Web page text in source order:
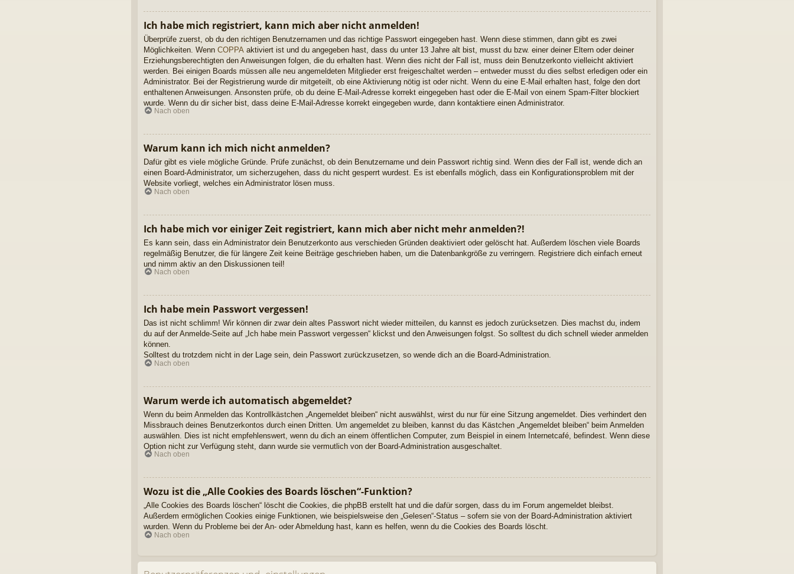
Ich habe mich registriert, kann mich aber nicht anmelden!
Überprüfe zuerst, ob du den richtigen Benutzernamen und das richtige Passwort eingegeben hast. Wenn diese stimmen, dann gibt es zwei
Möglichkeiten. Wenn COPPA aktiviert ist und du angegeben hast, dass du unter 13 Jahre alt bist, musst du bzw. einer deiner Eltern oder deiner
Erziehungsberechtigten den Anweisungen folgen, die du erhalten hast. Wenn dies nicht der Fall ist, muss dein Benutzerkonto vielleicht aktiviert
werden. Bei einigen Boards müssen alle neu angemeldeten Mitglieder erst freigeschaltet werden – entweder musst du dies selbst erledigen oder ein
Administrator. Bei der Registrierung wurde dir mitgeteilt, ob eine Aktivierung nötig ist oder nicht. Wenn du eine E-Mail erhalten hast, folge den dort
enthaltenen Anweisungen. Ansonsten prüfe, ob du deine E-Mail-Adresse korrekt eingegeben hast oder die E-Mail von einem Spam-Filter blockiert
wurde. Wenn du dir sicher bist, dass deine E-Mail-Adresse korrekt eingegeben wurde, dann kontaktiere einen Administrator.
Nach oben
Warum kann ich mich nicht anmelden?
Dafür gibt es viele mögliche Gründe. Prüfe zunächst, ob dein Benutzername und dein Passwort richtig sind. Wenn dies der Fall ist, wende dich an
einen Board-Administrator, um sicherzugehen, dass du nicht gesperrt wurdest. Es ist ebenfalls möglich, dass ein Konfigurationsproblem mit der
Website vorliegt, welches ein Administrator lösen muss.
Nach oben
Ich habe mich vor einiger Zeit registriert, kann mich aber nicht mehr anmelden?!
Es kann sein, dass ein Administrator dein Benutzerkonto aus verschieden Gründen deaktiviert oder gelöscht hat. Außerdem löschen viele Boards
regelmäßig Benutzer, die für längere Zeit keine Beiträge geschrieben haben, um die Datenbankgröße zu verringern. Registriere dich einfach erneut
und nimm aktiv an den Diskussionen teil!
Nach oben
Ich habe mein Passwort vergessen!
Das ist nicht schlimm! Wir können dir zwar dein altes Passwort nicht wieder mitteilen, du kannst es jedoch zurücksetzen. Dies machst du, indem
du auf der Anmelde-Seite auf „Ich habe mein Passwort vergessen“ klickst und den Anweisungen folgst. So solltest du dich schnell wieder anmelden
können.
Solltest du trotzdem nicht in der Lage sein, dein Passwort zurückzusetzen, so wende dich an die Board-Administration.
Nach oben
Warum werde ich automatisch abgemeldet?
Wenn du beim Anmelden das Kontrollkästchen „Angemeldet bleiben“ nicht auswählst, wirst du nur für eine Sitzung angemeldet. Dies verhindert den
Missbrauch deines Benutzerkontos durch einen Dritten. Um angemeldet zu bleiben, kannst du das Kästchen „Angemeldet bleiben“ beim Anmelden
auswählen. Dies ist nicht empfehlenswert, wenn du dich an einem öffentlichen Computer, zum Beispiel in einem Internetcafé, befindest. Wenn diese
Option nicht zur Verfügung steht, dann wurde sie vermutlich von der Board-Administration ausgeschaltet.
Nach oben
Wozu ist die „Alle Cookies des Boards löschen“-Funktion?
„Alle Cookies des Boards löschen“ löscht die Cookies, die phpBB erstellt hat und die dafür sorgen, dass du im Forum angemeldet bleibst.
Außerdem ermöglichen Cookies einige Funktionen, wie beispielsweise den „Gelesen“-Status – sofern sie von der Board-Administration aktiviert
wurden. Wenn du Probleme bei der An- oder Abmeldung hast, kann es helfen, wenn du die Cookies des Boards löscht.
Nach oben